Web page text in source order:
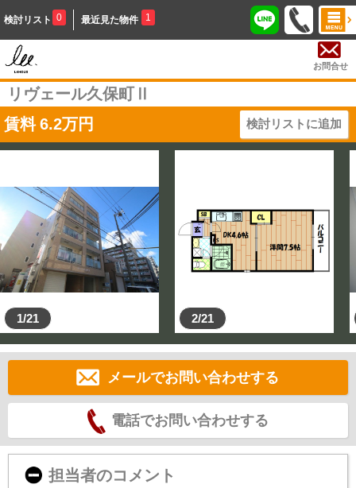
検討リスト 0 最近見た物件 1
お問合せ
リヴェール久保町Ⅱ
賃料 6.2万円 検討リストに追加
1/21 2/21
メールでお問い合わせする
電話でお問い合わせする
担当者のコメント